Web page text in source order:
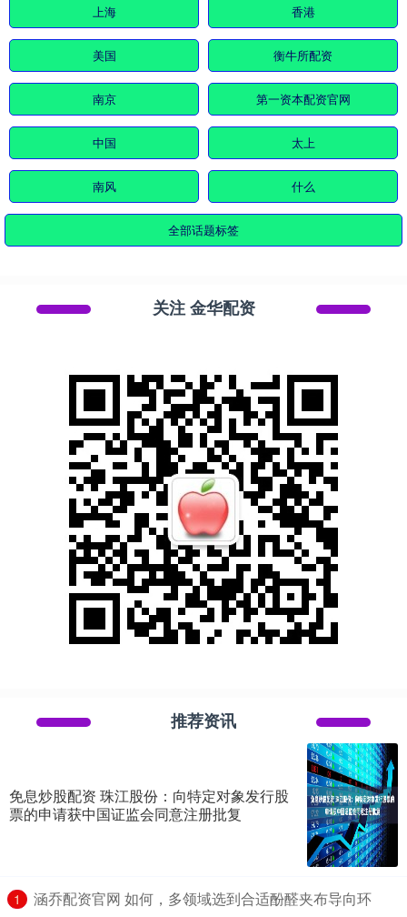
上海 香港
美国 衡牛所配资
南京 第一资本配资官网
中国 太上
南风 什么
全部话题标签
关注 金华配资
推荐资讯
免息炒股配资 珠江股份：向特定对象发行股
票的申请获中国证监会同意注册批复
1 ​涵乔配资官网 如何，多领域选到合适酚醛夹布导向环